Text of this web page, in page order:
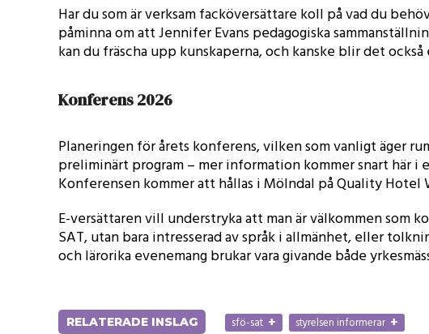
Har du som är verksam facköversättare koll på vad du
påminna om att Jennifer Evans pedagogiska
kan du fräscha upp kunskaperna, och kanske blir det
Konferens 2026
Planeringen för årets konferens, vilken som vanligt äger
preliminärt program – mer information kommer snart här i
Konferensen kommer att hållas i Mölndal på Quality Hotel
E-versättaren vill understryka att man är välkommen som
SAT, utan bara intresserad av språk i allmänhet, eller
och lärorika evenemang brukar vara givande både
RELATERADE INSLAG sfö-sat + styrelsen informerar +